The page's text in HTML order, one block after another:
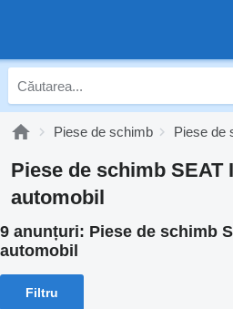
Piese de schimb Piese de
Piese de schimb SEAT
automobil
9 anunțuri: Piese de schimb
automobil
Filtru